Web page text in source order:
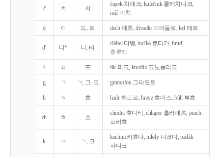
č ㅊ 치
čapek 차페크, kulečnik 쿨레치니크,
míč 미치
d ㄷ 드, 트 dech 데흐, divadlo 디바들로, led 레트
d' 디* 디, 티
d'ábel 댜벨, lod'ka 로티카, hrud'
흐루티
f ㅍ 프 fík 피크, knoflík 크노플리크
g ㄱ ㄱ, 그, 크 gramofon 그라모폰
h ㅎ 흐 hadr 하드르, hmyz 흐미스, bůh 부흐
ch ㅎ 흐
choditi 호디티, chlapec 흘라페츠, prach
프라흐
k ㅋ ㄱ, 크
kachna 카흐나, nikdy 니크디, padák
파다크